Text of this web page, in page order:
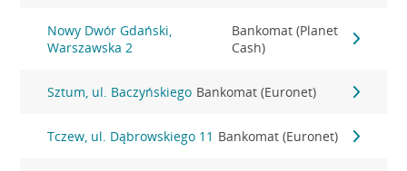
Nowy Dwór Gdański,
Warszawska 2
Bankomat (Planet
Cash)
Sztum, ul. Baczyńskiego Bankomat (Euronet)
Tczew, ul. Dąbrowskiego 11 Bankomat (Euronet)